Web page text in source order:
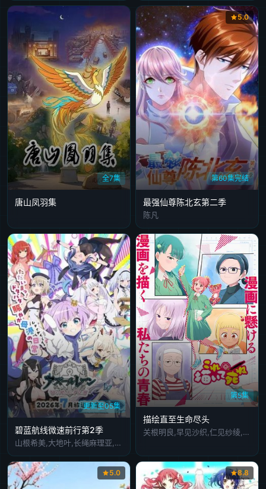
全7集
唐山凤羽集
第60集完结
5.0
最强仙尊陈北玄第二季
陈凡
更新至05集
碧蓝航线微速前行第2季
山根希美,大地叶,长绳麻理亚,阿部里果
第5集
描绘直至生命尽头
关根明良,早见沙织,仁见纱绫,藤村花音,日高范子,种崎敦美,野上尤加奈,井上喜久子
5.0 8.8